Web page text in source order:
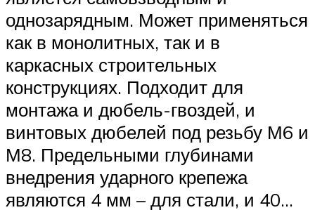
однозарядным. Может применяться
как в монолитных, так и в
каркасных строительных
конструкциях. Подходит для
монтажа и дюбель-гвоздей, и
винтовых дюбелей под резьбу М6 и
М8. Предельными глубинами
внедрения ударного крепежа
являются 4 мм – для стали, и 40…